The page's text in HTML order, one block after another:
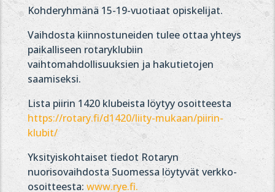
Kohderyhmänä 15-19-vuotiaat opiskelijat.
Vaihdosta kiinnostuneiden tulee ottaa yhteys
paikalliseen rotaryklubiin
vaihtomahdollisuuksien ja hakutietojen
saamiseksi.
Lista piirin 1420 klubeista löytyy osoitteesta
https://rotary.fi/d1420/liity-mukaan/piirin-
klubit/
Yksityiskohtaiset tiedot Rotaryn
nuorisovaihdosta Suomessa löytyvät verkko-
osoitteesta: www.rye.fi.